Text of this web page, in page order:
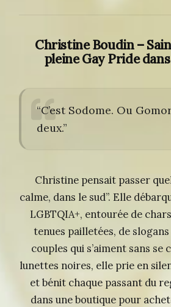
Christine Boudin –
pleine Gay Pride
“C’est Sodome. Ou
deux.”
Christine pensait passer
calme, dans le sud”. Elle
LGBTQIA+, entourée de
tenues pailletées, de
couples qui s’aiment sans se
lunettes noires, elle prie en
et bénit chaque passant du
dans une boutique pour